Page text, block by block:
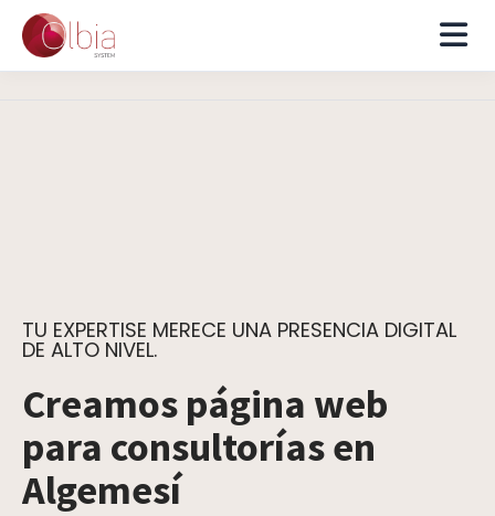
TU EXPERTISE MERECE UNA PRESENCIA DIGITAL
DE ALTO NIVEL.
Creamos página web
para consultorías en
Algemesí